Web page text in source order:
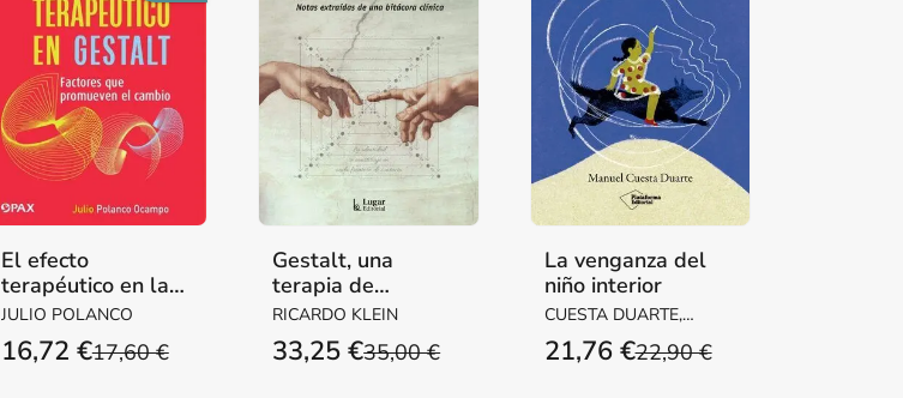
El efecto
terapéutico en la
Gestalt
JULIO POLANCO
17,60 €
16,72 €
Gestalt, una
terapia de
integración
RICARDO KLEIN
35,00 €
33,25 €
La venganza del
niño interior
CUESTA DUARTE,
MANUEL
22,90 €
21,76 €